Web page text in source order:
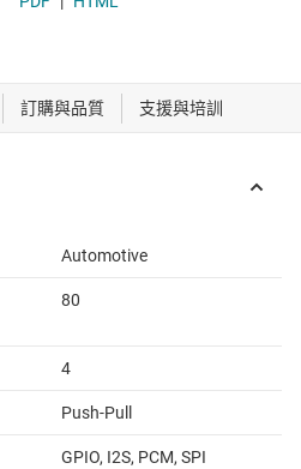
Automotive
80
4
Push-Pull
GPIO, I2S, PCM, SPI